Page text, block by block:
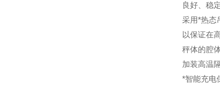
良好、稳
采用*热态
以保证在
秤体的腔
加装高温
*智能充电